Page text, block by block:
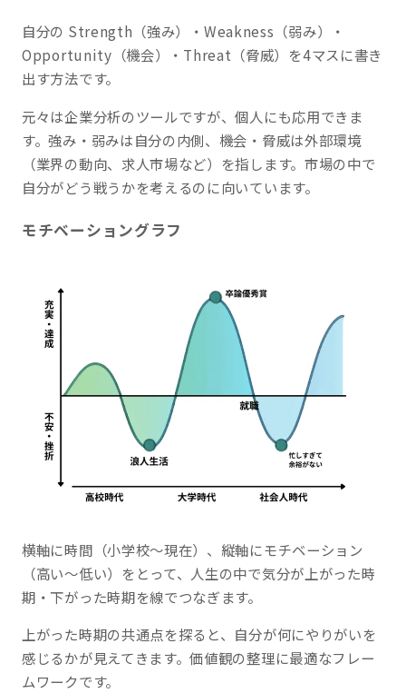
自分の Strength（強み）・Weakness（弱み）・
Opportunity（機会）・Threat（脅威）を4マスに書き
出す方法です。
元々は企業分析のツールですが、個人にも応用できま
す。強み・弱みは自分の内側、機会・脅威は外部環境
（業界の動向、求人市場など）を指します。市場の中で
自分がどう戦うかを考えるのに向いています。
モチベーショングラフ
横軸に時間（小学校〜現在）、縦軸にモチベーション
（高い〜低い）をとって、人生の中で気分が上がった時
期・下がった時期を線でつなぎます。
上がった時期の共通点を探ると、自分が何にやりがいを
感じるかが見えてきます。価値観の整理に最適なフレー
ムワークです。